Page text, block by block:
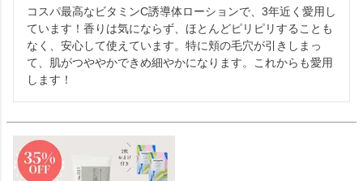
コスパ最高なビタミンC誘導体ローションで、3年近く愛用し
ています！香りは気にならず、ほとんどピリピリすることも
なく、安心して使えています。特に頬の毛穴が引きしまっ
て、肌がつややかできめ細やかになります。これからも愛用
します！